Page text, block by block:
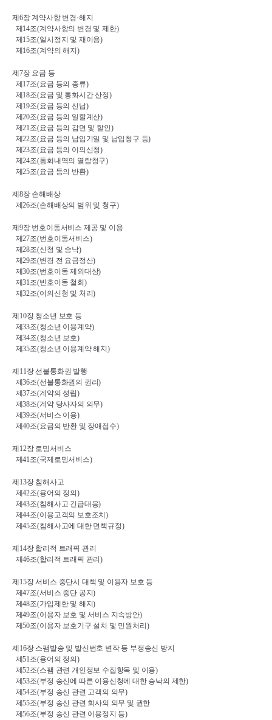
제 6장 계약사항 변경·해지
제 14조(계약사항의 변경 및 제한)
제 15조(일시정지 및 재이용)
제 16조(계약의 해지)
제 7장 요금 등
제 17조(요금 등의 종류)
제 18조(요금 및 통화시간 산정)
제 19조(요금 등의 선납)
제20조(요금 등의 일할계산)
제21조(요금 등의 감면 및 할인)
제22조(요금 등의 납입기일 및 납입청구 등)
제23조(요금 등의 이의신청)
제24조(통화내역의 열람청구)
제25조(요금 등의 반환)
제 8장 손해배상
제26조(손해배상의 범위 및 청구)
제 9장 번호이동서비스 제공 및 이용
제27조(번호이동서비스)
제28조(신청 및 승낙)
제29조(변경 전 요금정산)
제30조(번호이동 제외대상)
제31조(빈호이동 철회 )
제32조(이의신청 및 처리)
제 10장 청소년 보호 등
제33조(청소년 이용계약)
제34조(청소년 보호)
제35조(청소년 이용계약 해지)
제 11장 선불통화권 발행
제36조(선불통화권의 권리)
제37조(계약의 성립)
제38조(계약 당사자의 의무)
제39조(서비스 이용)
제40조(요금의 반환 및 장애접수)
제 12장 로밍서비스
제41조(국제로밍서비스)
제 13장 침해사고
제42조(용어의 정의)
제43조(침해사고 긴급대응)
제44조(이용고객의 보호조치)
제45조(침해사고에 대한 면책규정)
제 14장 합리적 트래픽 관리
제46조(합리적 트래픽 관리)
제 15장 서비스 중단시 대책 및 이용자 보호 등
제47조(서비스 중단 공지)
제48조(가입제한 및 해지)
제49조(이용자 보호 및 서비스 지속방안)
제50조(이용자 보호기구 설치 및 민원처리 )
제 16장 스팸발송 및 발신번호 변작 등 부정송신 방지
제51조(용어의 정의)
제52조(스팸 관련 개인정보 수집항목 및 이용)
제53조(부정 송신에 따른 이용신청에 대한 승낙의 제한)
제54조(부정 송신 관련 고객의 의무)
제55조(부정 송신 관련 회사의 의무 및 권한
제56조(부정 송신 관련 이용정지 등)